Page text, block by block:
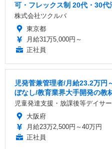
可・フレックス制 20代・30代
株式会社ツクルバ
東京都
月給31万5,000円～
正社員
児発菅兼管理者/月給23.2万円
ぼなし/教育業界大手開発の教
児童発達支援・放課後等デイサ
大阪府
月給23万2,500円～40万円
正社員